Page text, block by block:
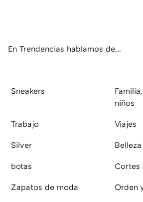
En Trendencias hablamos de...
Sneakers
niños
Trabajo Viajes
Silver Belleza
botas Cortes
Zapatos de moda Orden